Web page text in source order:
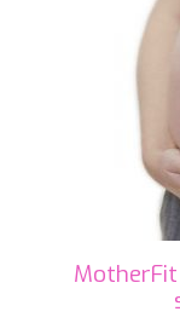
MotherFit